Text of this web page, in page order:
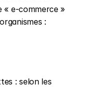
« e-commerce »
: selon les